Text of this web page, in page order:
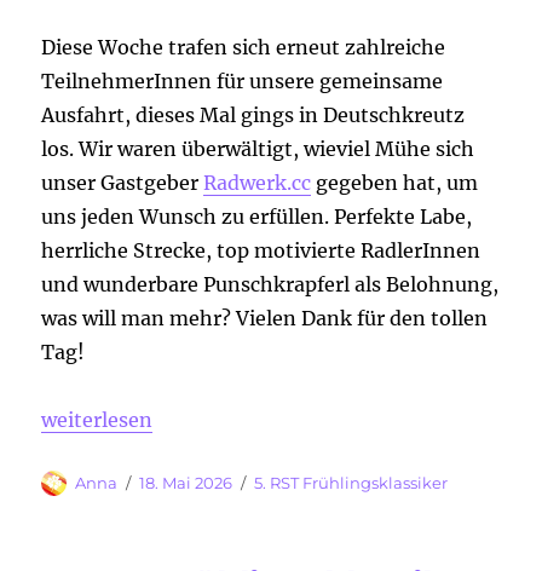
Diese Woche trafen sich erneut zahlreiche
TeilnehmerInnen für unsere gemeinsame
Ausfahrt, dieses Mal gings in Deutschkreutz
los. Wir waren überwältigt, wieviel Mühe sich
unser GastgeberRadwerk.cc gegeben hat, um
uns jeden Wunsch zu erfüllen. Perfekte Labe,
herrliche Strecke, top motivierte RadlerInnen
und wunderbare Punschkrapferl als Belohnung,
was will man mehr? Vielen Dank für den tollen
Tag!
„5. RST Frühlingsklassiker powered by geizhals.at
weiterlesen
Autor
Anna
Veröffentlicht
18. Mai 2026 Kategorien
5. RST Frühlingsklassiker